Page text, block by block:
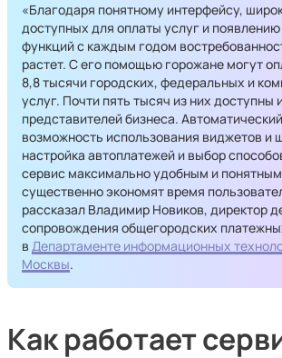
«Благодаря понятному интерфейсу,
доступных для оплаты услуг и
функций с каждым годом
растет. С его помощью горожане могут
8,8 тысячи городских, федеральных и
услуг. Почти пять тысяч из них доступны
представителей бизнеса.
возможность использования виджетов и
настройка автоплатежей и выбор
сервис максимально удобным и
существенно экономят время
рассказал Владимир Новиков, директор
сопровождения общегородских
в Департаменте информационных
Москвы.
Как работает